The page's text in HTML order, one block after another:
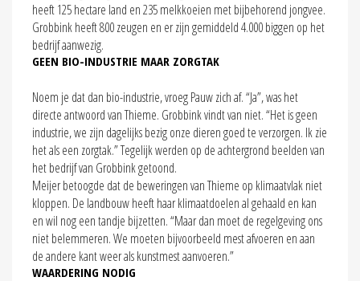
heeft 125 hectare land en 235 melkkoeien met bijbehorend jongvee.
Grobbink heeft 800 zeugen en er zijn gemiddeld 4.000 biggen op het
bedrijf aanwezig.
GEEN BIO-INDUSTRIE MAAR ZORGTAK
Noem je dat dan bio-industrie, vroeg Pauw zich af. “Ja”, was het
directe antwoord van Thieme. Grobbink vindt van niet. “Het is geen
industrie, we zijn dagelijks bezig onze dieren goed te verzorgen. Ik zie
het als een zorgtak.” Tegelijk werden op de achtergrond beelden van
het bedrijf van Grobbink getoond.
Meijer betoogde dat de beweringen van Thieme op klimaatvlak niet
kloppen. De landbouw heeft haar klimaatdoelen al gehaald en kan
en wil nog een tandje bijzetten. “Maar dan moet de regelgeving ons
niet belemmeren. We moeten bijvoorbeeld mest afvoeren en aan
de andere kant weer als kunstmest aanvoeren.”
WAARDERING NODIG